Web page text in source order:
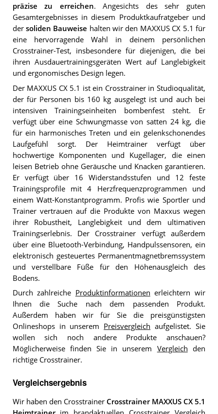
präzise zu erreichen. Angesichts des sehr guten
Gesamtergebnisses in diesem Produktkaufratgeber und
dersoliden Bauweise halten wir den MAXXUS CX 5.1 für
eine hervorragende Wahl in deinem persönlichen
Crosstrainer-Test, insbesondere für diejenigen, die bei
ihren Ausdauertrainingsgeräten Wert auf Langlebigkeit
und ergonomisches Design legen.
Der MAXXUS CX 5.1 ist ein Crosstrainer in Studioqualität,
der für Personen bis 160 kg ausgelegt ist und auch bei
intensiven Trainingseinheiten bombenfest steht. Er
verfügt über eine Schwungmasse von satten 24 kg, die
für ein harmonisches Treten und ein gelenkschonendes
Laufgefühl sorgt. Der Heimtrainer verfügt über
hochwertige Komponenten und Kugellager, die einen
leisen Betrieb ohne Geräusche und Knacken garantieren.
Er verfügt über 16 Widerstandsstufen und 12 feste
Trainingsprofile mit 4 Herzfrequenzprogrammen und
einem Watt-Konstantprogramm. Profis wie Sportler und
Trainer vertrauen auf die Produkte von Maxxus wegen
ihrer Robustheit, Langlebigkeit und dem ultimativen
Trainingserlebnis. Der Crosstrainer verfügt außerdem
über eine Bluetooth-Verbindung, Handpulssensoren, ein
elektronisch gesteuertes Permanentmagnetbremssystem
und verstellbare Füße für den Höhenausgleich des
Bodens.
Durch zahlreiche Produktinformationen erleichtern wir
Ihnen die Suche nach dem passenden Produkt.
Außerdem haben wir für Sie die preisgünstigsten
Onlineshops in unserem Preisvergleich aufgelistet. Sie
wollen sich noch andere Produkte anschauen?
Möglicherweise finden Sie in unserem Vergleich den
richtige Crosstrainer.
Vergleichsergebnis
Wir haben den Crosstrainer Crosstrainer MAXXUS CX 5.1